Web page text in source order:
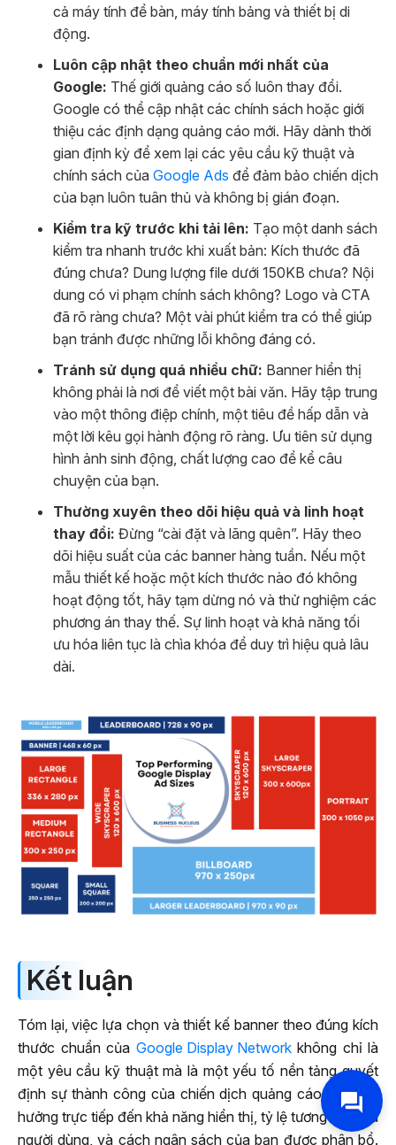
cả máy tính để bàn, máy tính bảng và thiết bị di
động.
Luôn cập nhật theo chuẩn mới nhất của
Google: Thế giới quảng cáo số luôn thay đổi.
Google có thể cập nhật các chính sách hoặc giới
thiệu các định dạng quảng cáo mới. Hãy dành thời
gian định kỳ để xem lại các yêu cầu kỹ thuật và
chính sách của Google Ads để đảm bảo chiến dịch
của bạn luôn tuân thủ và không bị gián đoạn.
Kiểm tra kỹ trước khi tải lên: Tạo một danh sách
kiểm tra nhanh trước khi xuất bản: Kích thước đã
đúng chưa? Dung lượng file dưới 150KB chưa? Nội
dung có vi phạm chính sách không? Logo và CTA
đã rõ ràng chưa? Một vài phút kiểm tra có thể giúp
bạn tránh được những lỗi không đáng có.
Tránh sử dụng quá nhiều chữ: Banner hiển thị
không phải là nơi để viết một bài văn. Hãy tập trung
vào một thông điệp chính, một tiêu đề hấp dẫn và
một lời kêu gọi hành động rõ ràng. Ưu tiên sử dụng
hình ảnh sinh động, chất lượng cao để kể câu
chuyện của bạn.
Thường xuyên theo dõi hiệu quả và linh hoạt
thay đổi: Đừng “cài đặt và lãng quên”. Hãy theo
dõi hiệu suất của các banner hàng tuần. Nếu một
mẫu thiết kế hoặc một kích thước nào đó không
hoạt động tốt, hãy tạm dừng nó và thử nghiệm các
phương án thay thế. Sự linh hoạt và khả năng tối
ưu hóa liên tục là chìa khóa để duy trì hiệu quả lâu
dài.
Kết luận
Tóm lại, việc lựa chọn và thiết kế banner theo đúng kích
thước chuẩn của Google Display Networkkhông chỉ là
một yêu cầu kỹ thuật mà là một yếu tố nền tảng quyết
định sự thành công của chiến dịch quảng cáo. Nó ảnh
hưởng trực tiếp đến khả năng hiển thị, tỷ lệ tương tác của
người dùng, và cách ngân sách của bạn được phân bổ.